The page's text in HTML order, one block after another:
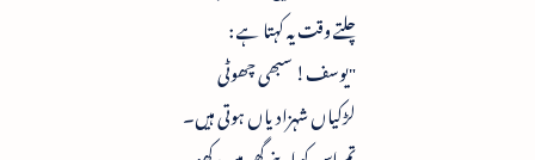
چلتے وقت یہ کہتا ہے :
"یوسف! سبھی چھوٹی
لڑکیاں شہزادیاں ہوتی ہیں۔